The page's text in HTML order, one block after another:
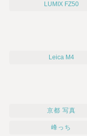
LUMIX FZ50
Leica M4
京都 写真
峰っち